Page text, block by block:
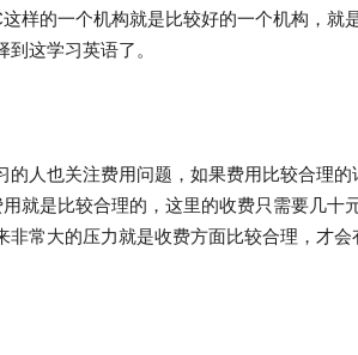
样的一个机构就是比较好的一个机构，就
这学习英语了。
人也关注费用问题，如果费用比较合理的
就是比较合理的，这里的收费只需要几十
非常大的压力就是收费方面比较合理，才